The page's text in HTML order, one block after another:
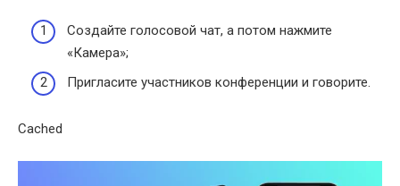
Создайте голосовой чат, а потом нажмите
«Камера»;
Пригласите участников конференции и говорите.
Cached